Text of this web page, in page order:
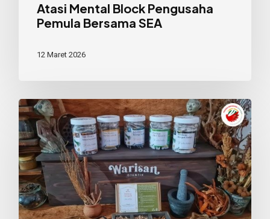
Atasi Mental Block Pengusaha
Pemula Bersama SEA
12 Maret 2026
Warisan
Otentik,
Solusi
Botanical
Drink
untuk
Menunjang